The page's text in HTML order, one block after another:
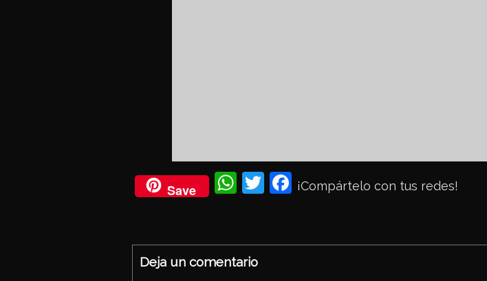
Save
Wh
p
Twi
Fac
¡Compártelo con tus redes!
Deja un comentario